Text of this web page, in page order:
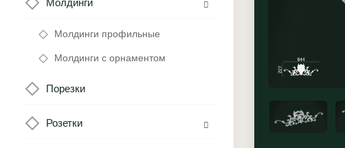
Молдинги
Молдинги профильные
Молдинги с орнаментом
Порезки
Розетки